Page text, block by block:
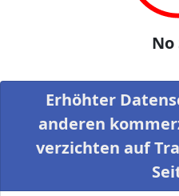
No
Erhöhter
anderen
verzichten auf